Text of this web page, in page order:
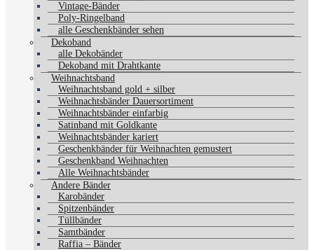
Vintage-Bänder
Poly-Ringelband
alle Geschenkbänder sehen
Dekoband
alle Dekobänder
Dekoband mit Drahtkante
Weihnachtsband
Weihnachtsband gold + silber
Weihnachtsbänder Dauersortiment
Weihnachtsbänder einfarbig
Satinband mit Goldkante
Weihnachtsbänder kariert
Geschenkbänder für Weihnachten gemustert
Geschenkband Weihnachten
Alle Weihnachtsbänder
Andere Bänder
Karobänder
Spitzenbänder
Tüllbänder
Samtbänder
Raffia – Bänder